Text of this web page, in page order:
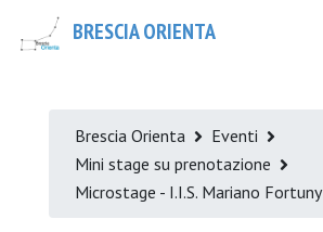
BRESCIA ORIENTA
Brescia Orienta
Eventi
Mini stage su prenotazione
Microstage - I.I.S. Mariano Fortuny